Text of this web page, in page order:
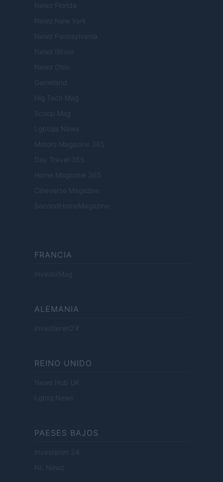
Newz Florida
Newz New York
Newz Pennsylvania
Newz Illinois
Newz Ohio
Gameland
Hig Tech Mag
Scoop Mag
Lgbtqia News
Motors Magazine 365
Day Travel 365
Home Magazine 365
Cineverse Magazine
SecondHomeMagazine
FRANCIA
InvestirMag
ALEMANIA
Investieren24
REINO UNIDO
News Hub UK
Lgbtq News
PAESES BAJOS
Investeren 24
NL Newz